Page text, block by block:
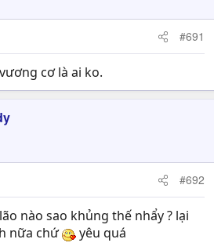
#691
cơ là ai ko.
#692
nào sao khủng thế nhẩy ? lại
nữa chứ
yêu quá